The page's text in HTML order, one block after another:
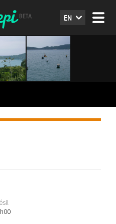
EN